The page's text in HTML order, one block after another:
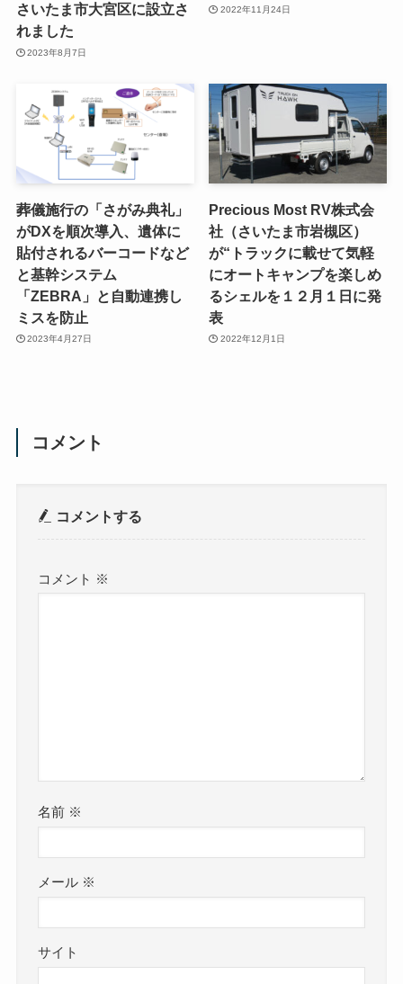
さいたま市大宮区に設立さ
れました
2023年8月7日
2022年11月24日
葬儀施行の「さがみ典礼」
がDXを順次導入、遺体に
貼付されるバーコードなど
と基幹システム
「ZEBRA」と自動連携し
ミスを防止
2023年4月27日
Precious Most RV株式会
社（さいたま市岩槻区）
が“トラックに載せて気軽
にオートキャンプを楽しめ
るシェルを１２月１日に発
表
2022年12月1日
コメント
コメントする
コメント ※
名前 ※
メール ※
サイト